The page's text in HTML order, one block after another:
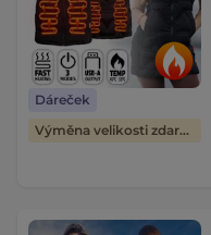
Dáreček
Výměna velikosti zdarma